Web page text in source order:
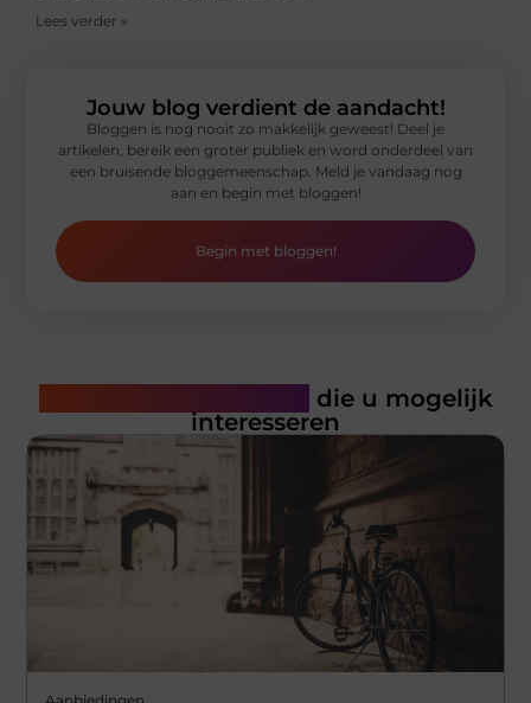
Lees verder »
Jouw blog verdient de aandacht!
Bloggen is nog nooit zo makkelijk geweest! Deel je
artikelen, bereik een groter publiek en word onderdeel van
een bruisende bloggemeenschap. Meld je vandaag nog
aan en begin met bloggen!
Begin met bloggen!
die u mogelijk
interesseren